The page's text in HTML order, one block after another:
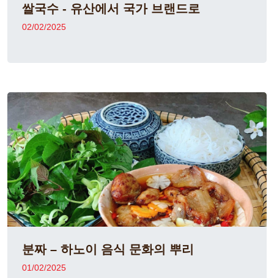
쌀국수 - 유산에서 국가 브랜드로
02/02/2025
분짜 – 하노이 음식 문화의 뿌리
01/02/2025